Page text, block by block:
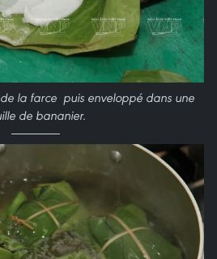
la farce puis enveloppé dans une
de bananier.